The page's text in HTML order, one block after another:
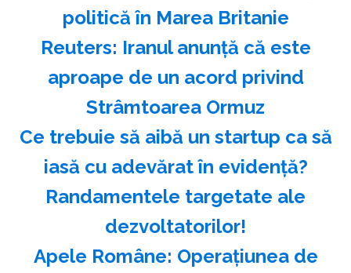
politică în Marea Britanie
Reuters: Iranul anunţă că este
aproape de un acord privind
Strâmtoarea Ormuz
Ce trebuie să aibă un startup ca să
iasă cu adevărat în evidență?
Randamentele targetate ale
dezvoltatorilor!
Apele Române: Operaţiunea de